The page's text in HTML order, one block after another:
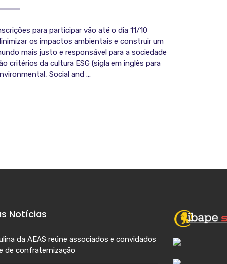
para participar vão até o dia 11/10
os impactos ambientais e construir um
mais justo e responsável para a sociedade
critérios da cultura ESG (sigla em inglês para
Social and ...
Notícias
da AEAS reúne associados e convidados
de confraternização